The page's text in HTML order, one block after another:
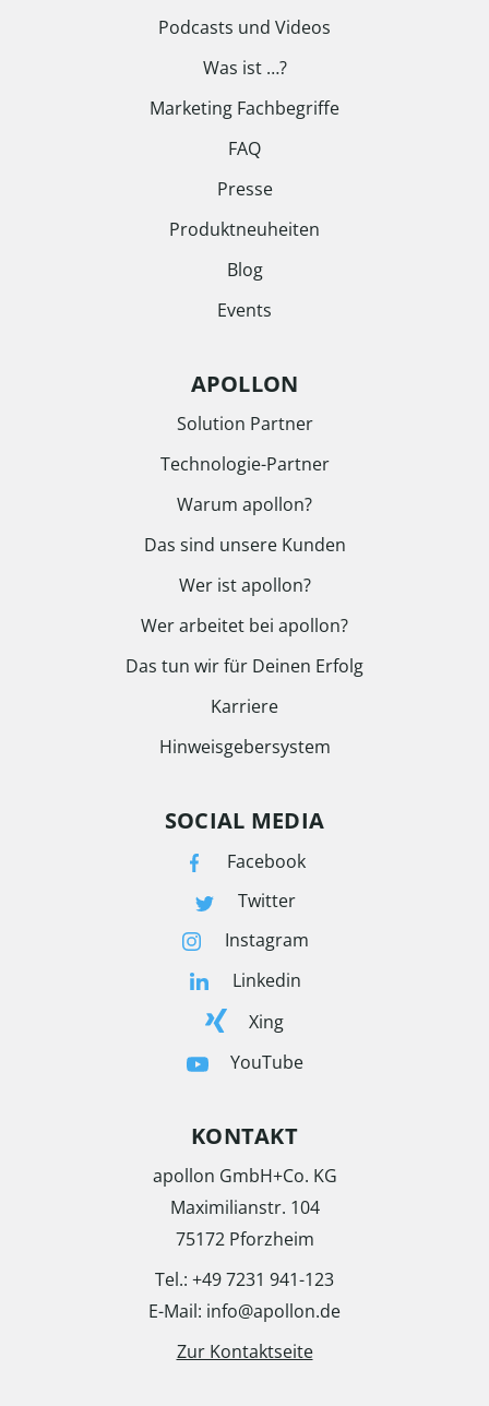
Podcasts und Videos
Was ist …?
Marketing Fachbegriffe
FAQ
Presse
Produktneuheiten
Blog
Events
APOLLON
Solution Partner
Technologie-Partner
Warum apollon?
Das sind unsere Kunden
Wer ist apollon?
Wer arbeitet bei apollon?
Das tun wir für Deinen Erfolg
Karriere
Hinweisgebersystem
SOCIAL MEDIA
Facebook
Twitter
Instagram
Linkedin
Xing
YouTube
KONTAKT
apollon GmbH+Co. KG
Maximilianstr. 104
75172 Pforzheim
Tel.: +49 7231 941-123
E-Mail: info@apollon.de
Zur Kontaktseite